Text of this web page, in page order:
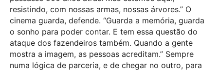
resistindo, com nossas armas, nossas árvores.” O
cinema guarda, defende. “Guarda a memória, guarda
o sonho para poder contar. E tem essa questão do
ataque dos fazendeiros também. Quando a gente
mostra a imagem, as pessoas acreditam.” Sempre
numa lógica de parceria, e de chegar no outro, para